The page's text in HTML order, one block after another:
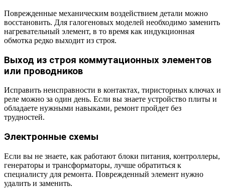
Поврежденные механическим воздействием детали можно
восстановить. Для галогеновых моделей необходимо заменить
нагревательный элемент, в то время как индукционная
обмотка редко выходит из строя.
Выход из строя коммутационных элементов
или проводников
Исправить неисправности в контактах, тиристорных ключах и
реле можно за один день. Если вы знаете устройство плиты и
обладаете нужными навыками, ремонт пройдет без
трудностей.
Электронные схемы
Если вы не знаете, как работают блоки питания, контроллеры,
генераторы и трансформаторы, лучше обратиться к
специалисту для ремонта. Поврежденный элемент нужно
удалить и заменить.